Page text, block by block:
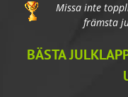
Missa inte
främsta
BÄSTA